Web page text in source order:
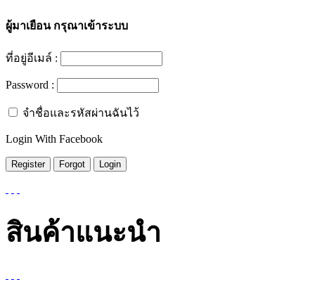
ผู้มาเยือนกรุณาเข้าระบบ
ที่อยู่อีเมล์ :
Password :
จำชื่อและรหัสผ่านฉันไว้
Login With Facebook
สินค้าแนะนำ